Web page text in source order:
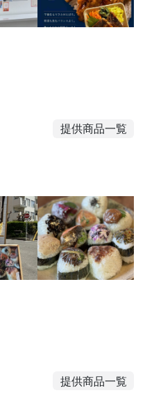
提供商品一覧
提供商品一覧